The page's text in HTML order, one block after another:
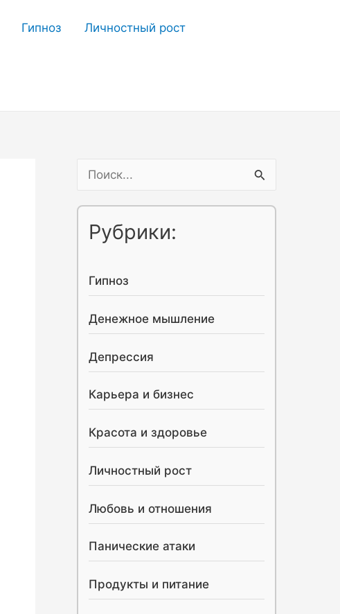
Гипноз Личностный рост
Рубрики:
Гипноз
Денежное мышление
Депрессия
Карьера и бизнес
Красота и здоровье
Личностный рост
Любовь и отношения
Панические атаки
Продукты и питание